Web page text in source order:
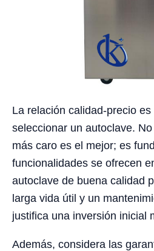
La relación calidad-precio
seleccionar un autoclave.
más caro es el mejor; es
funcionalidades se ofrecen
autoclave de buena calidad
larga vida útil y un
justifica una inversión inicial
Además, considera las